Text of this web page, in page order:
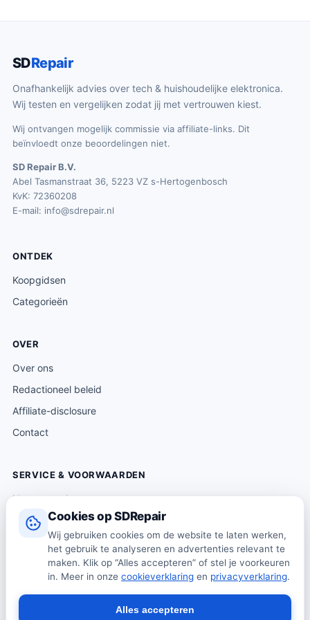
Cookies op SDRepair
Wij gebruiken cookies om de website te laten werken,
het gebruik te analyseren en advertenties relevant te
maken. Klik op “Alles accepteren” of stel je voorkeuren
in. Meer in onze cookieverklaring en privacyverklaring.
Alles accepteren
SDRepair
Onafhankelijk advies over tech & huishoudelijke elektronica.
Wij testen en vergelijken zodat jij met vertrouwen kiest.
Wij ontvangen mogelijk commissie via affiliate-links. Dit
beïnvloedt onze beoordelingen niet.
SD Repair B.V.
Abel Tasmanstraat 36, 5223 VZ s-Hertogenbosch
KvK: 72360208
E-mail: info@sdrepair.nl
ONTDEK
Koopgidsen
Categorieën
OVER
Over ons
Redactioneel beleid
Affiliate-disclosure
Contact
SERVICE & VOORWAARDEN
Klantenservice
Verzending & levering
Retourneren
Algemene voorwaarden